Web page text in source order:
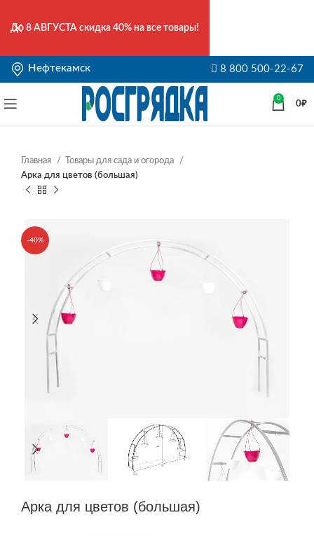
Нефтекамск 8 800 500-22-67
0
0₽
Главная
Товары для сада и огорода
Арка для цветов (большая)
-40%
Арка для цветов (большая)
До 8 АВГУСТА скидка 40% на все товары!